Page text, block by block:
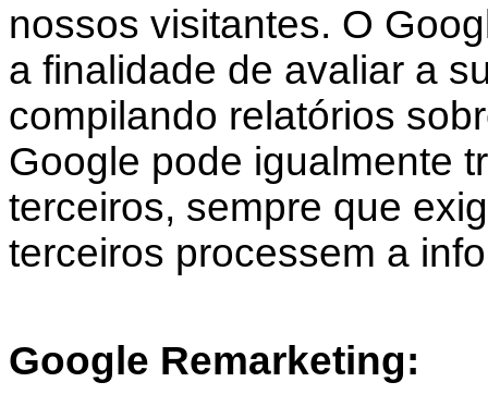
nossos visitantes. O
a finalidade de avaliar a
compilando relatórios
Google pode igualmente
terceiros, sempre que
terceiros processem a
Google Remarketing: